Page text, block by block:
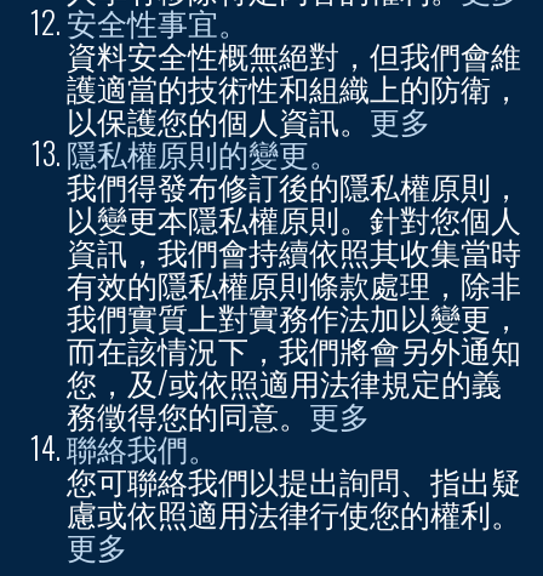
安全性事宜。
資料安全性概無絕對，但我們會維
護適當的技術性和組織上的防衛，
以保護您的個人資訊。更多
隱私權原則的變更。
我們得發布修訂後的隱私權原則，
以變更本隱私權原則。針對您個人
資訊，我們會持續依照其收集當時
有效的隱私權原則條款處理，除非
我們實質上對實務作法加以變更，
而在該情況下，我們將會另外通知
您，及/或依照適用法律規定的義
務徵得您的同意。更多
聯絡我們。
您可聯絡我們以提出詢問、指出疑
慮或依照適用法律行使您的權利。
更多